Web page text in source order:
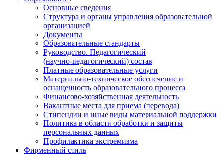
Основные сведения
Структура и органы управления образовательной
организацией
Документы
Образовательные стандарты
Руководство. Педагогический
(научно‑педагогический) состав
Платные образовательные услуги
Материально-техническое обеспечение и
оснащенность образовательного процесса
Финансово-хозяйственная деятельность
Вакантные места для приема (перевода)
Стипендии и иные виды материальной поддержки
Политика в области обработки и защиты
персональных данных
Профилактика экстремизма
Фирменный стиль